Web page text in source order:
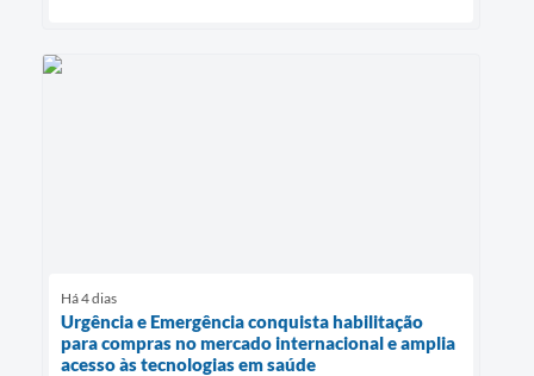
Há 4 dias
Urgência e Emergência conquista habilitação
para compras no mercado internacional e amplia
acesso às tecnologias em saúde